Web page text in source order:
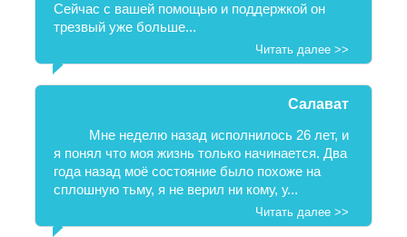
Сейчас с вашей помощью и поддержкой он
трезвый уже больше...
Читать далее >>
Салават
Мне неделю назад исполнилось 26 лет, и
я понял что моя жизнь только начинается. Два
года назад моё состояние было похоже на
сплошную тьму, я не верил ни кому, у...
Читать далее >>